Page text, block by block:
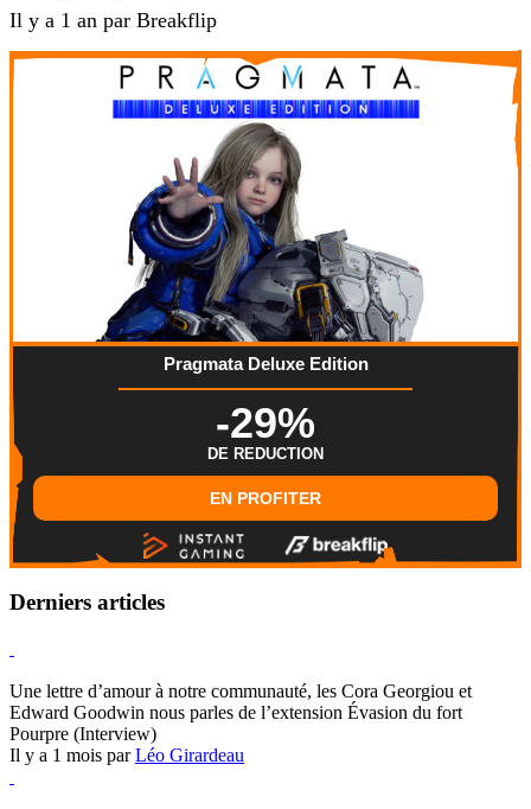
Il y a 1 an par Breakflip
Pragmata Deluxe Edition
-29%
DE REDUCTION
EN PROFITER
Derniers articles
Une lettre d’amour à notre communauté, les Cora Georgiou et
Edward Goodwin nous parles de l’extension Évasion du fort
Pourpre (Interview)
Il y a 1 mois parLéo Girardeau